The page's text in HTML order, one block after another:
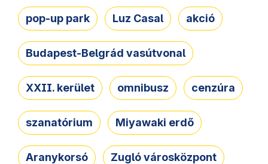
pop-up park Luz Casal akció
Budapest-Belgrád vasútvonal
XXII. kerület omnibusz cenzúra
szanatórium Miyawaki erdő
Aranykorsó Zugló városközpont